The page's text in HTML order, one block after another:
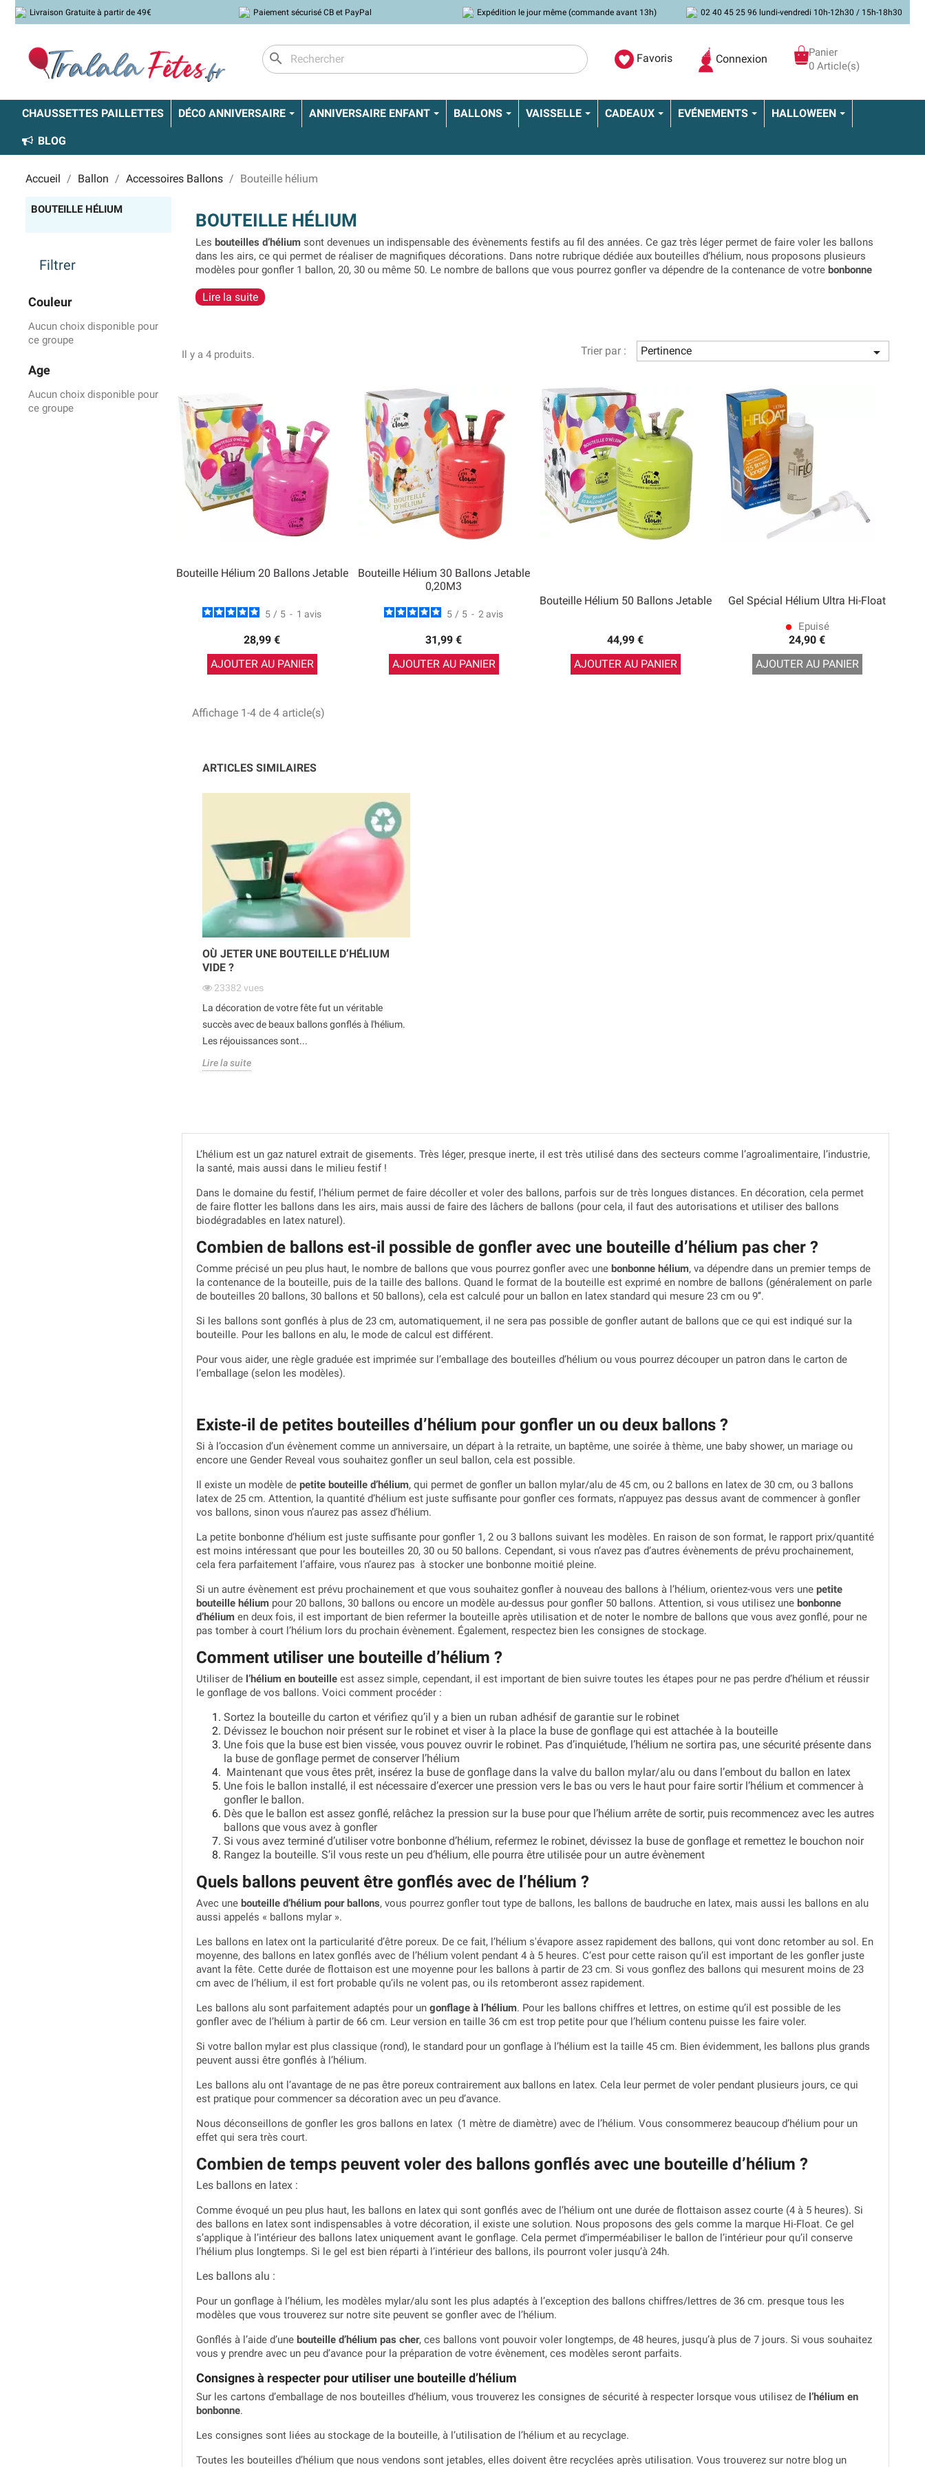
Livraison Gratuite à partir de 49€ Paiement sécurisé CB et PayPal Expédition le jour même (commande avant 13h) 02 40 45 25 96 lundi-vendredi 10h-12h30 / 15h-18h30
search Favoris Connexion
Panier
0 Article(s)
CHAUSSETTES PAILLETTES DÉCO ANNIVERSAIRE ANNIVERSAIRE ENFANT BALLONS VAISSELLE CADEAUX EVÉNEMENTS HALLOWEEN
BLOG
Accueil Ballon Accessoires Ballons Bouteille hélium
BOUTEILLE HÉLIUM
Filtrer
Couleur
Aucun choix disponible pour
ce groupe
Age
Aucun choix disponible pour
ce groupe
BOUTEILLE HÉLIUM
Les bouteilles d’héliumsont devenues un indispensable des évènements festifs au fil des années. Ce gaz très léger permet de faire voler les ballons
dans les airs, ce qui permet de réaliser de magnifiques décorations. Dans notre rubrique dédiée aux bouteilles d’hélium, nous proposons plusieurs
modèles pour gonfler 1 ballon, 20, 30 ou même 50. Le nombre de ballons que vous pourrez gonfler va dépendre de la contenance de votre bonbonne
Lire la suite
Il y a 4 produits. Trier par : Pertinence 
Bouteille Hélium 20 Ballons Jetable
5 / 5 - 1 avis
28,99 €
AJOUTER AU PANIER
Bouteille Hélium 30 Ballons Jetable
0,20M3
5 / 5 - 2 avis
31,99 €
AJOUTER AU PANIER
Bouteille Hélium 50 Ballons Jetable
44,99 €
AJOUTER AU PANIER
Gel Spécial Hélium Ultra Hi-Float
lens Epuisé
24,90 €
AJOUTER AU PANIER
Affichage 1-4 de 4 article(s)
ARTICLES SIMILAIRES
OÙ JETER UNE BOUTEILLE D’HÉLIUM
VIDE ?
23382 vues
La décoration de votre fête fut un véritable
succès avec de beaux ballons gonflés à l'hélium.
Les réjouissances sont...
Lire la suite
L’hélium est un gaz naturel extrait de gisements. Très léger, presque inerte, il est très utilisé dans des secteurs comme l’agroalimentaire, l’industrie,
la santé, mais aussi dans le milieu festif !
Dans le domaine du festif, l’hélium permet de faire décoller et voler des ballons, parfois sur de très longues distances. En décoration, cela permet
de faire flotter les ballons dans les airs, mais aussi de faire des lâchers de ballons (pour cela, il faut des autorisations et utiliser des ballons
biodégradables en latex naturel).
Combien de ballons est-il possible de gonfler avec une bouteille d’hélium pas cher ?
Comme précisé un peu plus haut, le nombre de ballons que vous pourrez gonfler avec une bonbonne hélium, va dépendre dans un premier temps de
la contenance de la bouteille, puis de la taille des ballons. Quand le format de la bouteille est exprimé en nombre de ballons (généralement on parle
de bouteilles 20 ballons, 30 ballons et 50 ballons), cela est calculé pour un ballon en latex standard qui mesure 23 cm ou 9’’.
Si les ballons sont gonflés à plus de 23 cm, automatiquement, il ne sera pas possible de gonfler autant de ballons que ce qui est indiqué sur la
bouteille. Pour les ballons en alu, le mode de calcul est différent.
Pour vous aider, une règle graduée est imprimée sur l’emballage des bouteilles d’hélium ou vous pourrez découper un patron dans le carton de
l’emballage (selon les modèles).
Existe-il de petites bouteilles d’hélium pour gonfler un ou deux ballons ?
Si à l’occasion d’un évènement comme un anniversaire, un départ à la retraite, un baptême, une soirée à thème, une baby shower, un mariage ou
encore une Gender Reveal vous souhaitez gonfler un seul ballon, cela est possible.
Il existe un modèle de petite bouteille d’hélium, qui permet de gonfler un ballon mylar/alu de 45 cm, ou 2 ballons en latex de 30 cm, ou 3 ballons
latex de 25 cm. Attention, la quantité d’hélium est juste suffisante pour gonfler ces formats, n’appuyez pas dessus avant de commencer à gonfler
vos ballons, sinon vous n’aurez pas assez d’hélium.
La petite bonbonne d’hélium est juste suffisante pour gonfler 1, 2 ou 3 ballons suivant les modèles. En raison de son format, le rapport prix/quantité
est moins intéressant que pour les bouteilles 20, 30 ou 50 ballons. Cependant, si vous n’avez pas d’autres évènements de prévu prochainement,
cela fera parfaitement l’affaire, vous n’aurez pas à stocker une bonbonne moitié pleine.
Si un autre évènement est prévu prochainement et que vous souhaitez gonfler à nouveau des ballons à l’hélium, orientez-vous vers une petite
bouteille héliumpour 20 ballons, 30 ballons ou encore un modèle au-dessus pour gonfler 50 ballons. Attention, si vous utilisez une bonbonne
d’héliumen deux fois, il est important de bien refermer la bouteille après utilisation et de noter le nombre de ballons que vous avez gonflé, pour ne
pas tomber à court l’hélium lors du prochain évènement. Également, respectez bien les consignes de stockage.
Comment utiliser une bouteille d’hélium ?
Utiliser de l’hélium en bouteilleest assez simple, cependant, il est important de bien suivre toutes les étapes pour ne pas perdre d’hélium et réussir
le gonflage de vos ballons. Voici comment procéder :
Sortez la bouteille du carton et vérifiez qu’il y a bien un ruban adhésif de garantie sur le robinet
Dévissez le bouchon noir présent sur le robinet et viser à la place la buse de gonflage qui est attachée à la bouteille
Une fois que la buse est bien vissée, vous pouvez ouvrir le robinet. Pas d’inquiétude, l’hélium ne sortira pas, une sécurité présente dans
la buse de gonflage permet de conserver l’hélium
Maintenant que vous êtes prêt, insérez la buse de gonflage dans la valve du ballon mylar/alu ou dans l’embout du ballon en latex
Une fois le ballon installé, il est nécessaire d’exercer une pression vers le bas ou vers le haut pour faire sortir l’hélium et commencer à
gonfler le ballon.
Dès que le ballon est assez gonflé, relâchez la pression sur la buse pour que l’hélium arrête de sortir, puis recommencez avec les autres
ballons que vous avez à gonfler
Si vous avez terminé d’utiliser votre bonbonne d’hélium, refermez le robinet, dévissez la buse de gonflage et remettez le bouchon noir
Rangez la bouteille. S’il vous reste un peu d’hélium, elle pourra être utilisée pour un autre évènement
Quels ballons peuvent être gonflés avec de l’hélium ?
Avec une bouteille d’hélium pour ballons, vous pourrez gonfler tout type de ballons, les ballons de baudruche en latex, mais aussi les ballons en alu
aussi appelés « ballons mylar ».
Les ballons en latex ont la particularité d’être poreux. De ce fait, l’hélium s'évapore assez rapidement des ballons, qui vont donc retomber au sol. En
moyenne, des ballons en latex gonflés avec de l’hélium volent pendant 4 à 5 heures. C’est pour cette raison qu’il est important de les gonfler juste
avant la fête. Cette durée de flottaison est une moyenne pour les ballons à partir de 23 cm. Si vous gonflez des ballons qui mesurent moins de 23
cm avec de l’hélium, il est fort probable qu’ils ne volent pas, ou ils retomberont assez rapidement.
Les ballons alu sont parfaitement adaptés pour un gonflage à l’hélium. Pour les ballons chiffres et lettres, on estime qu’il est possible de les
gonfler avec de l’hélium à partir de 66 cm. Leur version en taille 36 cm est trop petite pour que l’hélium contenu puisse les faire voler.
Si votre ballon mylar est plus classique (rond), le standard pour un gonflage à l’hélium est la taille 45 cm. Bien évidemment, les ballons plus grands
peuvent aussi être gonflés à l’hélium.
Les ballons alu ont l’avantage de ne pas être poreux contrairement aux ballons en latex. Cela leur permet de voler pendant plusieurs jours, ce qui
est pratique pour commencer sa décoration avec un peu d’avance.
Nous déconseillons de gonfler les gros ballons en latex (1 mètre de diamètre) avec de l’hélium. Vous consommerez beaucoup d’hélium pour un
effet qui sera très court.
Combien de temps peuvent voler des ballons gonflés avec une bouteille d’hélium ?
Les ballons en latex :
Comme évoqué un peu plus haut, les ballons en latex qui sont gonflés avec de l’hélium ont une durée de flottaison assez courte (4 à 5 heures). Si
des ballons en latex sont indispensables à votre décoration, il existe une solution. Nous proposons des gels comme la marque Hi-Float. Ce gel
s’applique à l’intérieur des ballons latex uniquement avant le gonflage. Cela permet d’imperméabiliser le ballon de l’intérieur pour qu’il conserve
l’hélium plus longtemps. Si le gel est bien réparti à l’intérieur des ballons, ils pourront voler jusqu’à 24h.
Les ballons alu :
Pour un gonflage à l’hélium, les modèles mylar/alu sont les plus adaptés à l’exception des ballons chiffres/lettres de 36 cm. presque tous les
modèles que vous trouverez sur notre site peuvent se gonfler avec de l’hélium.
Gonflés à l’aide d’une bouteille d’hélium pas cher, ces ballons vont pouvoir voler longtemps, de 48 heures, jusqu’à plus de 7 jours. Si vous souhaitez
vous y prendre avec un peu d’avance pour la préparation de votre évènement, ces modèles seront parfaits.
Consignes à respecter pour utiliser une bouteille d’hélium
Sur les cartons d’emballage de nos bouteilles d’hélium, vous trouverez les consignes de sécurité à respecter lorsque vous utilisez de l’hélium en
bonbonne.
Les consignes sont liées au stockage de la bouteille, à l’utilisation de l’hélium et au recyclage.
Toutes les bouteilles d’hélium que nous vendons sont jetables, elles doivent être recyclées après utilisation. Vous trouverez sur notre blog un